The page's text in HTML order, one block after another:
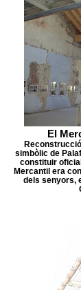
El
simbòlic de
constituir
Mercantil era
dels senyors,